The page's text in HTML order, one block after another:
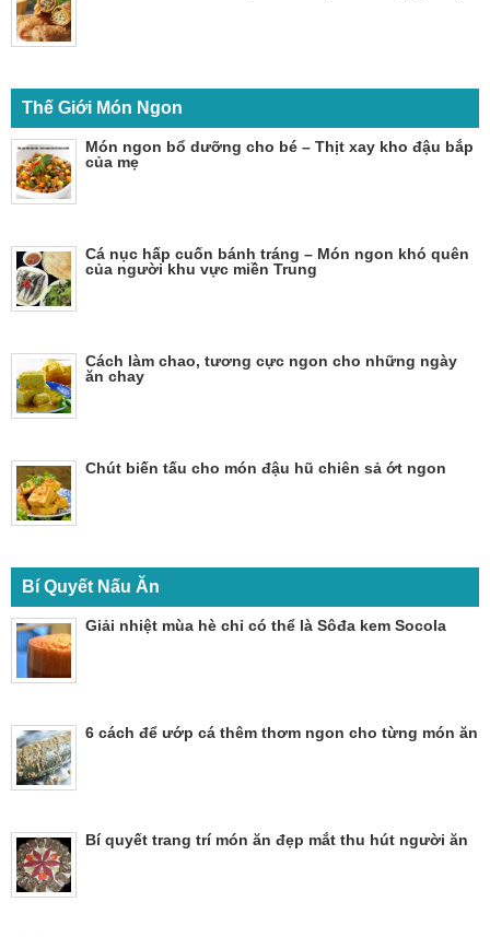
Thế Giới Món Ngon
Món ngon bổ dưỡng cho bé – Thịt xay kho đậu bắp
của mẹ
Cá nục hấp cuốn bánh tráng – Món ngon khó quên
của người khu vực miền Trung
Cách làm chao, tương cực ngon cho những ngày
ăn chay
Chút biến tấu cho món đậu hũ chiên sả ớt ngon
Bí Quyết Nấu Ăn
Giải nhiệt mùa hè chỉ có thể là Sôđa kem Socola
6 cách để ướp cá thêm thơm ngon cho từng món ăn
Bí quyết trang trí món ăn đẹp mắt thu hút người ăn